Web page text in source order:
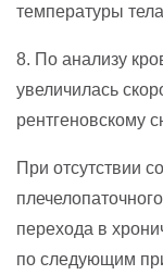
температуры
8. По анализу
увеличилась
рентгеновскому
При отсутствии
перехода в
по следующим